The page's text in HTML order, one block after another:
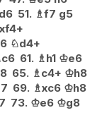
d6 51. ♗f7 g5
♘d4+
c6 61. ♗h1 ♔e6
65. ♗c4+ ♔h8
69. ♗xc6 ♔h8
73. ♔e6 ♔g8